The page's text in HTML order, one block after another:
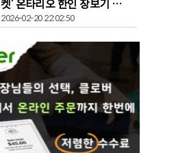
켓’ 온타리오 한인 장보기 문
화 바꾼다
2026-02-20 22:02:50